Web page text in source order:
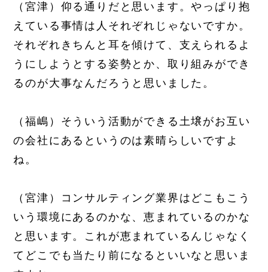
（宮津）仰る通りだと思います。やっぱり抱
えている事情は人それぞれじゃないですか。
それぞれきちんと耳を傾けて、支えられるよ
うにしようとする姿勢とか、取り組みができ
るのが大事なんだろうと思いました。
（福嶋）そういう活動ができる土壌がお互い
の会社にあるというのは素晴らしいですよ
ね。
（宮津）コンサルティング業界はどこもこう
いう環境にあるのかな、恵まれているのかな
と思います。これが恵まれているんじゃなく
てどこでも当たり前になるといいなと思いま